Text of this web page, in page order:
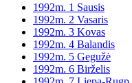
1992m. 1 Sausis
1992m. 2 Vasaris
1992m. 3 Kovas
1992m. 4 Balandis
1992m. 5 Gegužė
1992m. 6 Birželis